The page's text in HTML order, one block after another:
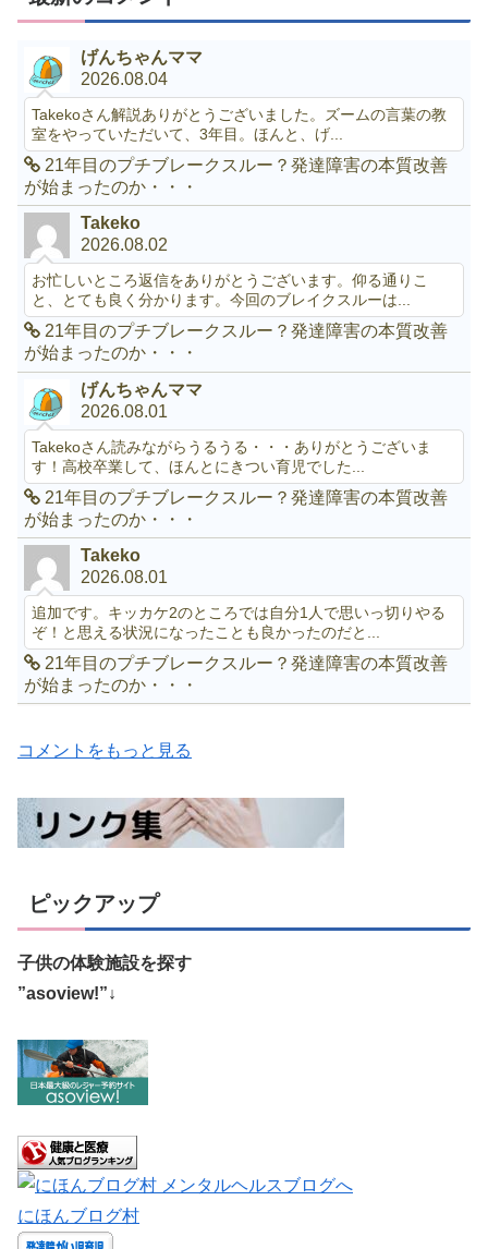
げんちゃんママ
2026.08.04
Takekoさん解説ありがとうございました。ズームの言葉の教
室をやっていただいて、3年目。ほんと、げ...
21年目のプチブレークスルー？発達障害の本質改善
が始まったのか・・・
Takeko
2026.08.02
お忙しいところ返信をありがとうございます。仰る通りこ
と、とても良く分かります。今回のブレイクスルーは...
21年目のプチブレークスルー？発達障害の本質改善
が始まったのか・・・
げんちゃんママ
2026.08.01
Takekoさん読みながらうるうる・・・ありがとうございま
す！高校卒業して、ほんとにきつい育児でした...
21年目のプチブレークスルー？発達障害の本質改善
が始まったのか・・・
Takeko
2026.08.01
追加です。キッカケ2のところでは自分1人で思いっ切りやる
ぞ！と思える状況になったことも良かったのだと...
21年目のプチブレークスルー？発達障害の本質改善
が始まったのか・・・
コメントをもっと見る
ピックアップ
子供の体験施設を探す
”asoview!”↓
にほんブログ村